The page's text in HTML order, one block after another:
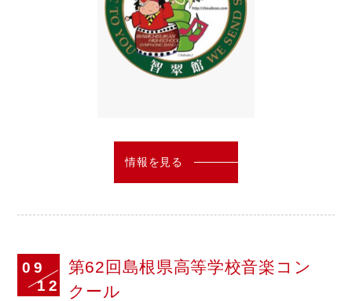
情報を見る
09
12
第62回島根県高等学校音楽コン
クール